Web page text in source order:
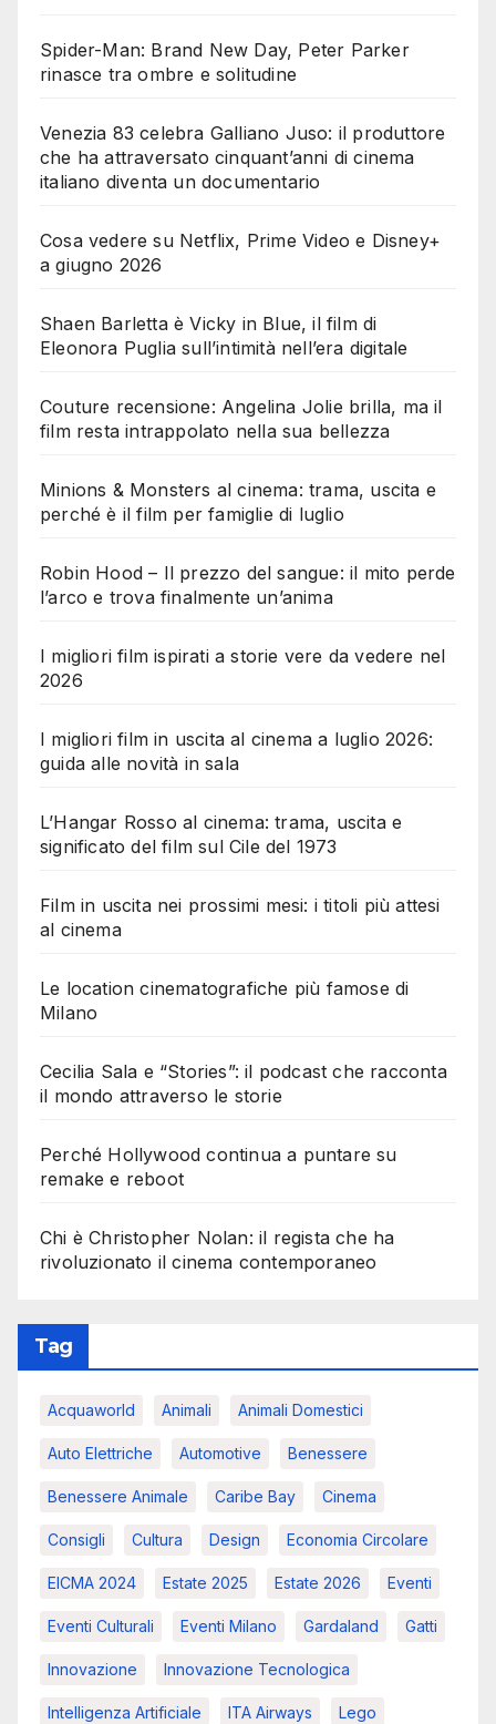
Spider-Man: Brand New Day, Peter Parker
rinasce tra ombre e solitudine
Venezia 83 celebra Galliano Juso: il produttore
che ha attraversato cinquant’anni di cinema
italiano diventa un documentario
Cosa vedere su Netflix, Prime Video e Disney+
a giugno 2026
Shaen Barletta è Vicky in Blue, il film di
Eleonora Puglia sull’intimità nell’era digitale
Couture recensione: Angelina Jolie brilla, ma il
film resta intrappolato nella sua bellezza
Minions & Monsters al cinema: trama, uscita e
perché è il film per famiglie di luglio
Robin Hood – Il prezzo del sangue: il mito perde
l’arco e trova finalmente un’anima
I migliori film ispirati a storie vere da vedere nel
2026
I migliori film in uscita al cinema a luglio 2026:
guida alle novità in sala
L’Hangar Rosso al cinema: trama, uscita e
significato del film sul Cile del 1973
Film in uscita nei prossimi mesi: i titoli più attesi
al cinema
Le location cinematografiche più famose di
Milano
Cecilia Sala e “Stories”: il podcast che racconta
il mondo attraverso le storie
Perché Hollywood continua a puntare su
remake e reboot
Chi è Christopher Nolan: il regista che ha
rivoluzionato il cinema contemporaneo
Tag
Acquaworld Animali Animali Domestici
Auto Elettriche Automotive Benessere
Benessere Animale Caribe Bay Cinema
Consigli Cultura Design Economia Circolare
EICMA 2024 Estate 2025 Estate 2026 Eventi
Eventi Culturali Eventi Milano Gardaland Gatti
Innovazione Innovazione Tecnologica
Intelligenza Artificiale ITA Airways Lego